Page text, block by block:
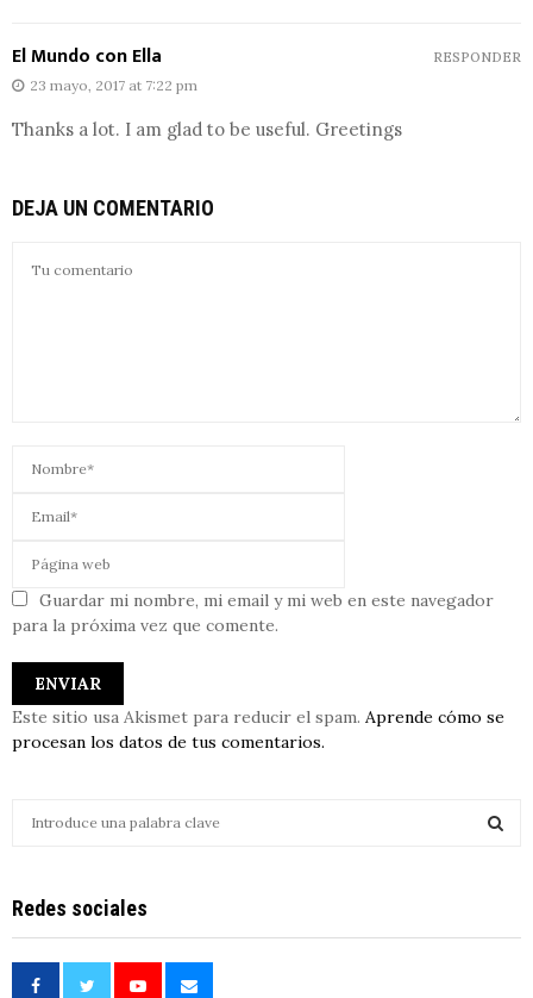
El Mundo con Ella
23 mayo, 2017 at 7:22 pm
Thanks a lot. I am glad to be useful. Greetings
RESPONDER
DEJA UN COMENTARIO
Guardar mi nombre, mi email y mi web en este navegador
para la próxima vez que comente.
Este sitio usa Akismet para reducir el spam. Aprende cómo se
procesan los datos de tus comentarios.
c
h
f
Redes sociales